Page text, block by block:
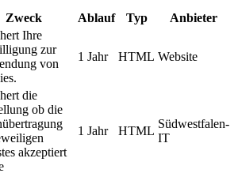
Zweck Ablauf Typ Anbieter
Ihre
zur
von
1 Jahr HTML Website
die
ob die
akzeptiert
1 Jahr HTML
Südwestfalen-
IT